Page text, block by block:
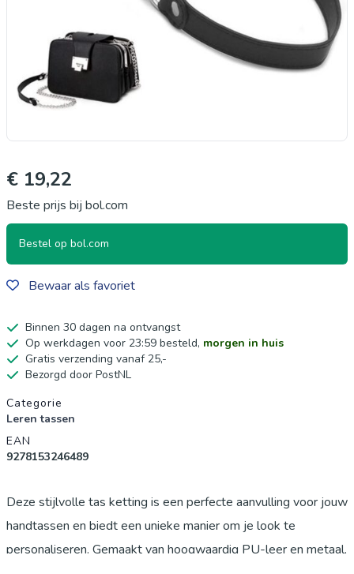
€ 19,22
Beste prijs bij bol.com
Bestel op bol.com
Bewaar als favoriet
Binnen 30 dagen na ontvangst
Op werkdagen voor 23:59 besteld, morgen in huis
Gratis verzending vanaf 25,-
Bezorgd door PostNL
Productgegevens
Categorie
Leren tassen
EAN
9278153246489
Deze stijlvolle tas ketting is een perfecte aanvulling voor jouw
handtassen en biedt een unieke manier om je look te
personaliseren. Gemaakt van hoogwaardig PU-leer en metaal,